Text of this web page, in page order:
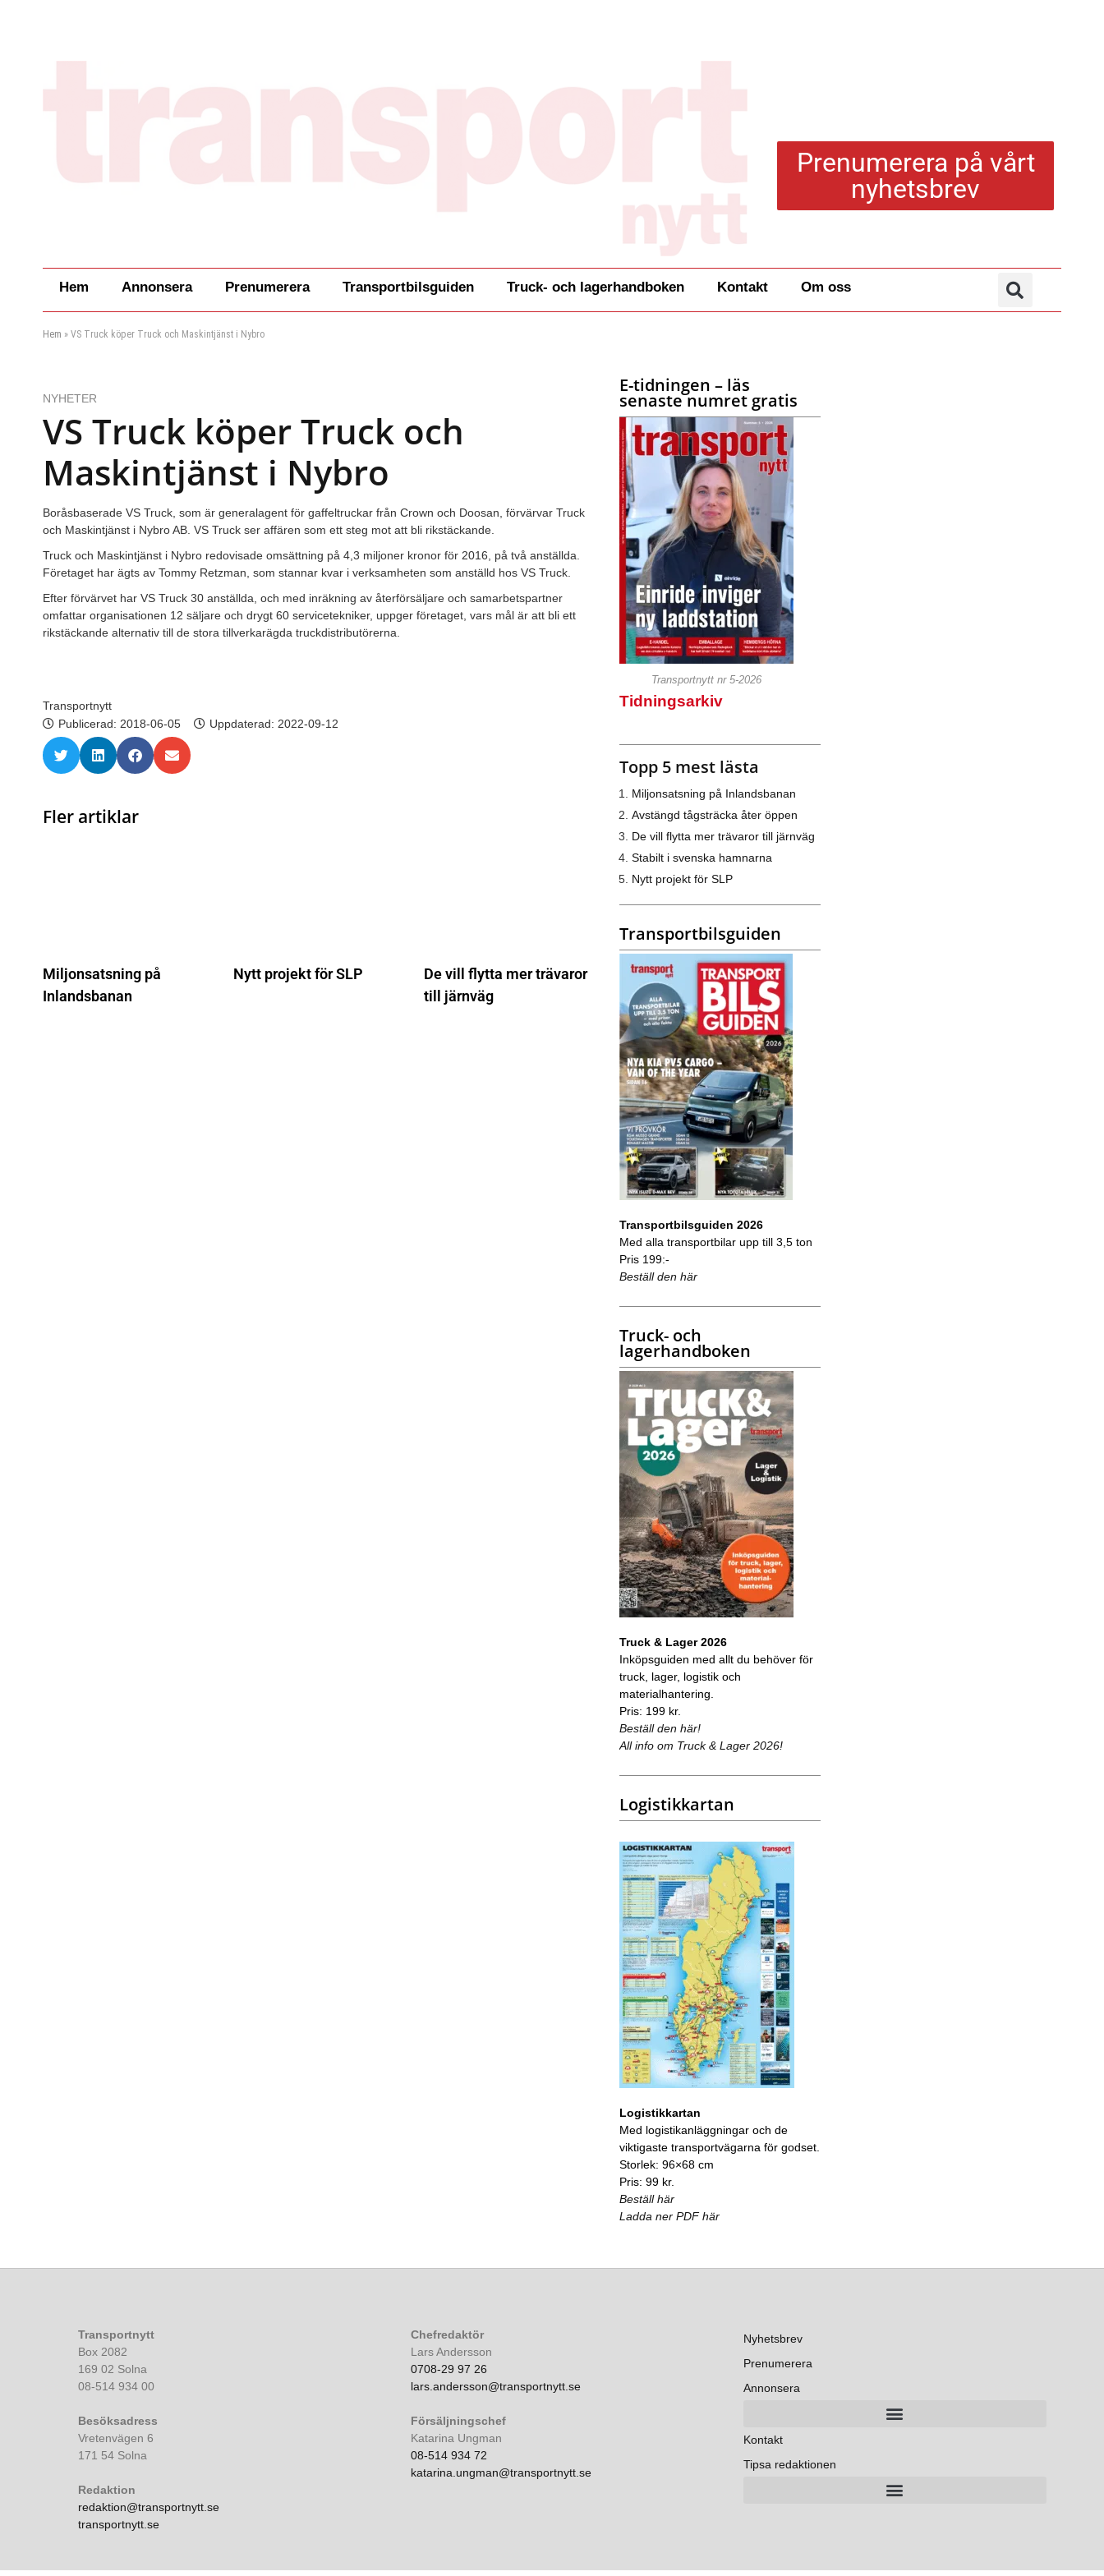
Prenumerera på vårt
nyhetsbrev
Hem Annonsera Prenumerera Transportbilsguiden Truck- och lagerhandboken Kontakt Om oss
Hem » VS Truck köper Truck och Maskintjänst i Nybro
NYHETER
VS Truck köper Truck och
Maskintjänst i Nybro
Boråsbaserade VS Truck, som är generalagent för gaffeltruckar från Crown och Doosan, förvärvar Truck
och Maskintjänst i Nybro AB. VS Truck ser affären som ett steg mot att bli rikstäckande.
Truck och Maskintjänst i Nybro redovisade omsättning på 4,3 miljoner kronor för 2016, på två anställda.
Företaget har ägts av Tommy Retzman, som stannar kvar i verksamheten som anställd hos VS Truck.
Efter förvärvet har VS Truck 30 anställda, och med inräkning av återförsäljare och samarbetspartner
omfattar organisationen 12 säljare och drygt 60 servicetekniker, uppger företaget, vars mål är att bli ett
rikstäckande alternativ till de stora tillverkarägda truckdistributörerna.
Transportnytt
Publicerad: 2018-06-05 Uppdaterad: 2022-09-12
Fler artiklar
Miljonsatsning på
Inlandsbanan
Nytt projekt för SLP
De vill flytta mer trävaror
till järnväg
E-tidningen – läs
senaste numret gratis
Transportnytt nr 5-2026
Tidningsarkiv
Topp 5 mest lästa
Miljonsatsning på Inlandsbanan
Avstängd tågsträcka åter öppen
De vill flytta mer trävaror till järnväg
Stabilt i svenska hamnarna
Nytt projekt för SLP
Transportbilsguiden
Transportbilsguiden 2026
Med alla transportbilar upp till 3,5 ton
Pris 199:-
Beställ den här
Truck- och
lagerhandboken
Truck & Lager 2026
Inköpsguiden med allt du behöver för
truck, lager, logistik och
materialhantering.
Pris: 199 kr.
Beställ den här!
All info om Truck & Lager 2026!
Logistikkartan
Logistikkartan
Med logistikanläggningar och de
viktigaste transportvägarna för godset.
Storlek: 96×68 cm
Pris: 99 kr.
Beställ här
Ladda ner PDF här
Transportnytt
Box 2082
169 02 Solna
08-514 934 00
Besöksadress
Vretenvägen 6
171 54 Solna
Redaktion
redaktion@transportnytt.se
transportnytt.se
Chefredaktör
Lars Andersson
0708-29 97 26
lars.andersson@transportnytt.se
Försäljningschef
Katarina Ungman
08-514 934 72
katarina.ungman@transportnytt.se
Nyhetsbrev
Prenumerera
Annonsera
Kontakt
Tipsa redaktionen